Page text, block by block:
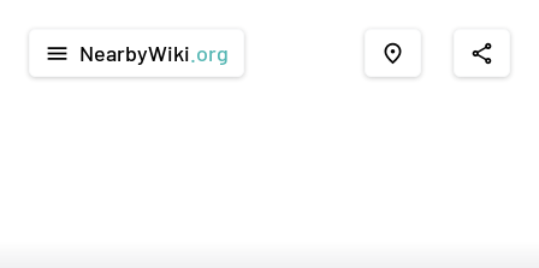
menu NearbyWiki .org place share